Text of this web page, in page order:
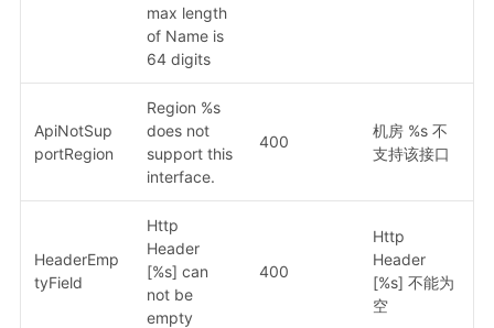
max length
of Name is
64 digits
ApiNotSup
portRegion
Region %s
does not
support this
interface.
400
机房 %s 不
支持该接口
HeaderEmp
tyField
Http
Header
[%s] can
not be
empty
400
Http
Header
[%s] 不能为
空